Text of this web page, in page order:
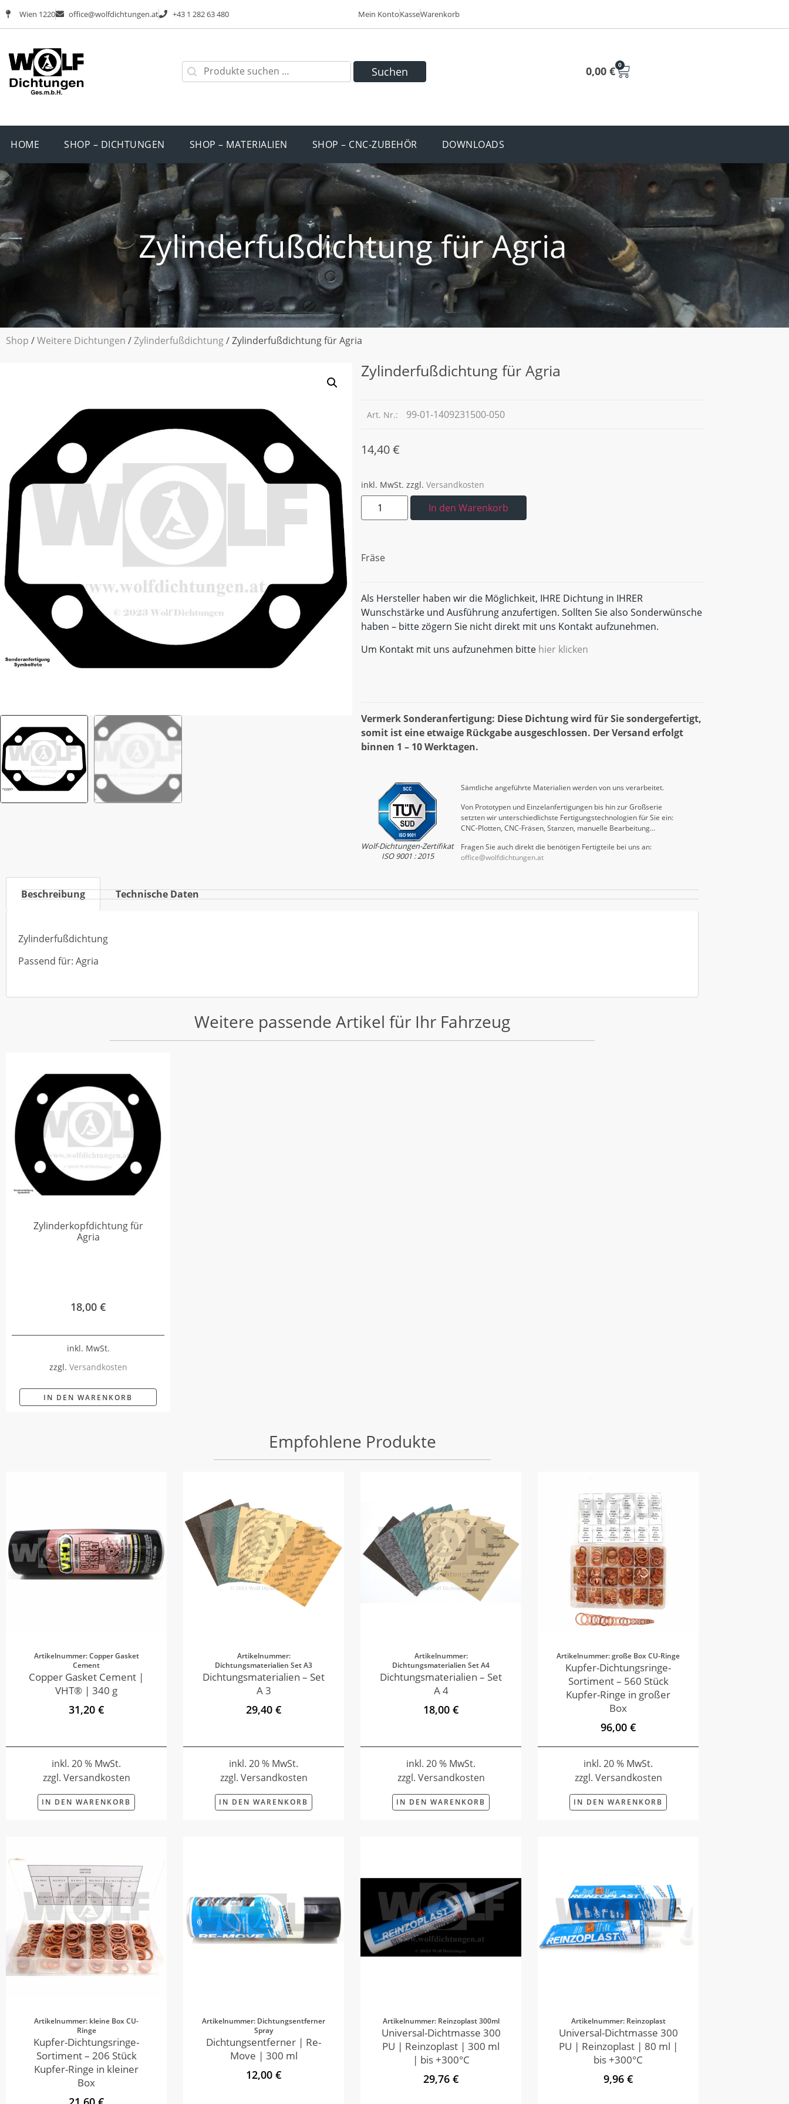
Wien 1220 office@wolfdichtungen.at +43 1 282 63 480 Mein KontoKasseWarenkorb
Suchen 0,00 € 0
HOME SHOP – DICHTUNGEN SHOP – MATERIALIEN SHOP – CNC-ZUBEHÖR DOWNLOADS
Zylinderfußdichtung für Agria
Shop /Weitere Dichtungen /Zylinderfußdichtung/ Zylinderfußdichtung für Agria
Zylinderfußdichtung für Agria
Art. Nr.: 99-01-1409231500-050
14,40€
inkl. MwSt. zzgl. Versandkosten
In den Warenkorb
Fräse
Als Hersteller haben wir die Möglichkeit, IHRE Dichtung in IHRER
Wunschstärke und Ausführung anzufertigen. Sollten Sie also Sonderwünsche
haben – bitte zögern Sie nicht direkt mit uns Kontakt aufzunehmen.
Um Kontakt mit uns aufzunehmen bitte hier klicken
Vermerk Sonderanfertigung: Diese Dichtung wird für Sie sondergefertigt,
somit ist eine etwaige Rückgabe ausgeschlossen. Der Versand erfolgt
binnen 1 – 10 Werktagen.
Wolf-Dichtungen-Zertifikat
ISO 9001 : 2015
Sämtliche angeführte Materialien werden von uns verarbeitet.
Von Prototypen und Einzelanfertigungen bis hin zur Großserie
setzten wir unterschiedlichste Fertigungstechnologien für Sie ein:
CNC-Plotten, CNC-Fräsen, Stanzen, manuelle Bearbeitung…
Fragen Sie auch direkt die benötigen Fertigteile bei uns an:
office@wolfdichtungen.at
Beschreibung Technische Daten
Zylinderfußdichtung
Passend für: Agria
Weitere passende Artikel für Ihr Fahrzeug
Zylinderkopfdichtung für
Agria
18,00 €
inkl. MwSt.
zzgl. Versandkosten
IN DEN WARENKORB
Empfohlene Produkte
Artikelnummer: Copper Gasket
Cement
Copper Gasket Cement |
VHT® | 340 g
31,20 €
inkl. 20 % MwSt.
zzgl. Versandkosten
IN DEN WARENKORB
Artikelnummer:
Dichtungsmaterialien Set A3
Dichtungsmaterialien – Set
A 3
29,40 €
inkl. 20 % MwSt.
zzgl. Versandkosten
IN DEN WARENKORB
Artikelnummer:
Dichtungsmaterialien Set A4
Dichtungsmaterialien – Set
A 4
18,00 €
inkl. 20 % MwSt.
zzgl. Versandkosten
IN DEN WARENKORB
Artikelnummer: große Box CU-Ringe
Kupfer-Dichtungsringe-
Sortiment – 560 Stück
Kupfer-Ringe in großer
Box
96,00 €
inkl. 20 % MwSt.
zzgl. Versandkosten
IN DEN WARENKORB
Artikelnummer: kleine Box CU-
Ringe
Kupfer-Dichtungsringe-
Sortiment – 206 Stück
Kupfer-Ringe in kleiner
Box
Artikelnummer: Dichtungsentferner
Spray
Dichtungsentferner | Re-
Move | 300 ml
12,00 €
Artikelnummer: Reinzoplast 300ml
Universal-Dichtmasse 300
PU | Reinzoplast | 300 ml
| bis +300°C
29,76 €
Artikelnummer: Reinzoplast
Universal-Dichtmasse 300
PU | Reinzoplast | 80 ml |
bis +300°C
9,96 €